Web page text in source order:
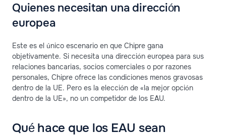
Quienes necesitan una dirección
europea
Este es el único escenario en que Chipre gana
objetivamente. Si necesita una dirección europea para sus
relaciones bancarias, socios comerciales o por razones
personales, Chipre ofrece las condiciones menos gravosas
dentro de la UE. Pero es la elección de «la mejor opción
dentro de la UE», no un competidor de los EAU.
Qué hace que los EAU sean